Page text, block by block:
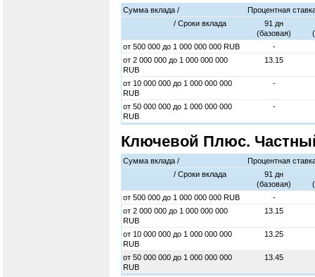
Сумма вклада /
Процентная
/ Cроки вклада
91 дн
(базовая)
от 500 000 до 1 000 000 000 RUB
-
от 2 000 000 до 1 000 000 000
RUB
13.15
от 10 000 000 до 1 000 000 000
RUB
-
от 50 000 000 до 1 000 000 000
RUB
-
Ключевой Плюс.
Сумма вклада /
Процентная
/ Cроки вклада
91 дн
(базовая)
от 500 000 до 1 000 000 000 RUB
-
от 2 000 000 до 1 000 000 000
RUB
13.15
от 10 000 000 до 1 000 000 000
RUB
13.25
от 50 000 000 до 1 000 000 000
RUB
13.45